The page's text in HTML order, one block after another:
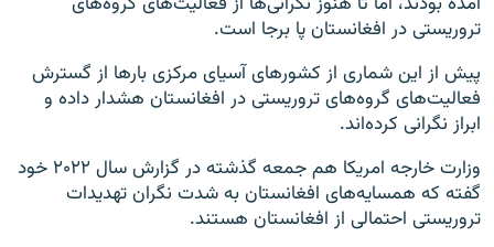
تروریستی در افغانستان پا برجا است.
پیش از این شماری از کشورهای آسیای مرکزی بارها از گسترش
فعالیت‌های گروه‌های تروریستی در افغانستان هشدار داده و
ابراز نگرانی کرده‌اند.
وزارت خارجه امریکا هم جمعه گذشته در گزارش سال ۲۰۲۲ خود
گفته که همسایه‌های افغانستان به شدت نگران تهدیدات
تروریستی احتمالی از افغانستان هستند.